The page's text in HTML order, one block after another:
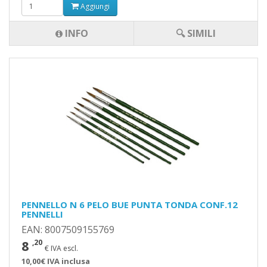
Aggiungi
INFO 🔍 SIMILI
PENNELLO N 6 PELO BUE PUNTA TONDA CONF.12
PENNELLI
EAN: 8007509155769
8 ,20
€ IVA escl.
10,00€ IVA inclusa